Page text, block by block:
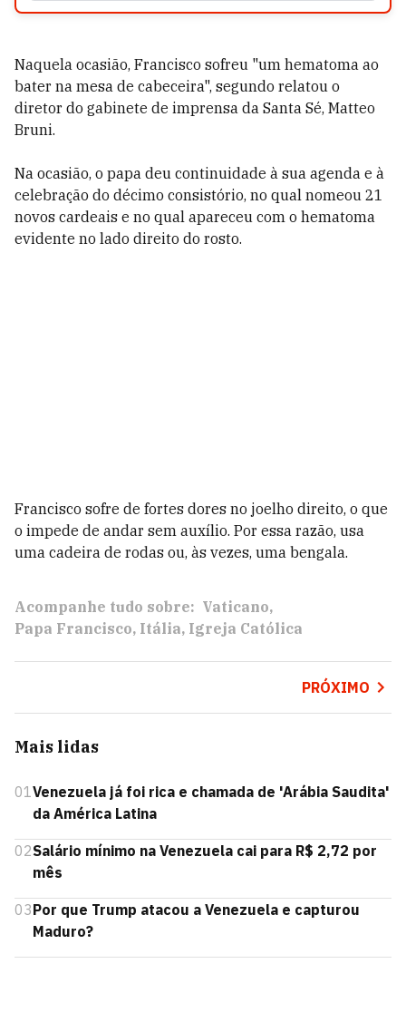
Naquela ocasião, Francisco sofreu "um hematoma ao
bater na mesa de cabeceira", segundo relatou o
diretor do gabinete de imprensa da Santa Sé, Matteo
Bruni.
Na ocasião, o papa deu continuidade à sua agenda e à
celebração do décimo consistório, no qual nomeou 21
novos cardeais e no qual apareceu com o hematoma
evidente no lado direito do rosto.
Francisco sofre de fortes dores no joelho direito, o que
o impede de andar sem auxílio. Por essa razão, usa
uma cadeira de rodas ou, às vezes, uma bengala.
Acompanhe tudo sobre: Vaticano
Papa Francisco Itália Igreja Católica
PRÓXIMO
Mais lidas
01Venezuela já foi rica e chamada de 'Arábia Saudita'
da América Latina
02Salário mínimo na Venezuela cai para R$ 2,72 por
mês
03Por que Trump atacou a Venezuela e capturou
Maduro?